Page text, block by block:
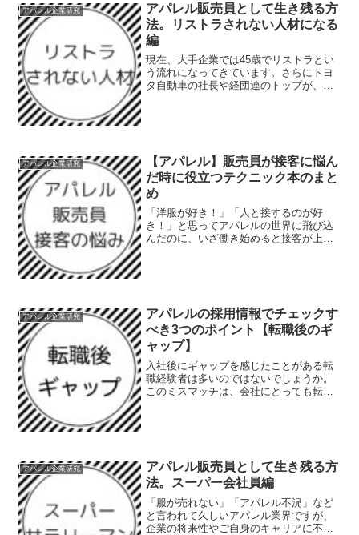
アパレル企業研究
アパレル販売員として生き残る方
法。リストラされない人材になる
編
現在、大手企業では45歳でリストラとい
う流れになってきています。さらにトヨ
タ自動車の社長や経団連のトップが、終
アパレル企業研究
【アパレル】販売員が接客に悩ん
だ時に役立つテクニック本のまと
め
「洋服が好き！」「人と接するのが好
き！」と思ってアパレルの世界に飛び込
んだのに、いざ働き始めると接客が上手
アパレル企業研究
アパレルの採用情報でチェックす
べき3つのポイント【転職後のギ
ャップ】
入社後にギャップを感じたことがある転
職経験者は多いのではないでしょうか。
このミスマッチは、会社にとっても転職
アパレル企業研究
アパレル販売員として生き残る方
法。スーパー会社員編
「服が売れない」「アパレル不況」など
と言われて久しいアパレル業界ですが、
企業の将来性やご自身のキャリアに不安